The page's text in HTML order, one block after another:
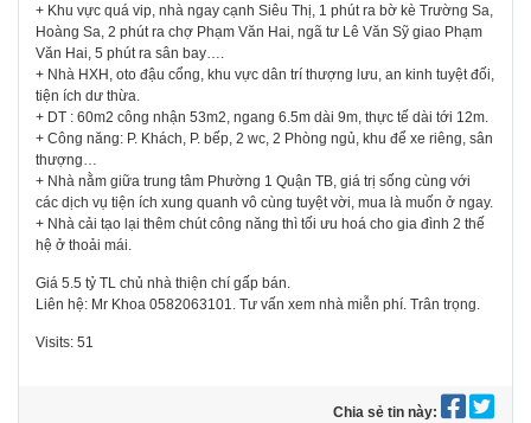
+ Khu vực quá vip, nhà ngay cạnh Siêu Thị, 1 phút ra bờ kè Trường Sa,
Hoàng Sa, 2 phút ra chợ Phạm Văn Hai, ngã tư Lê Văn Sỹ giao Phạm
Văn Hai, 5 phút ra sân bay….
+ Nhà HXH, oto đậu cổng, khu vực dân trí thượng lưu, an kinh tuyệt đối,
tiện ích dư thừa.
+ DT : 60m2 công nhận 53m2, ngang 6.5m dài 9m, thực tế dài tới 12m.
+ Công năng: P. Khách, P. bếp, 2 wc, 2 Phòng ngủ, khu để xe riêng, sân
thượng…
+ Nhà nằm giữa trung tâm Phường 1 Quận TB, giá trị sống cùng với
các dịch vụ tiện ích xung quanh vô cùng tuyệt vời, mua là muốn ở ngay.
+ Nhà cải tạo lại thêm chút công năng thì tối ưu hoá cho gia đình 2 thế
hệ ở thoải mái.
Giá 5.5 tỷ TL chủ nhà thiện chí gấp bán.
Liên hệ: Mr Khoa 0582063101. Tư vấn xem nhà miễn phí. Trân trọng.
Visits: 51
Chia sẻ tin này: